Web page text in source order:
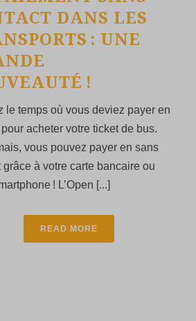
DANS LES
: UNE
!
le temps où vous deviez payer en
pour acheter votre ticket de bus.
vous pouvez payer en sans
grâce à votre carte bancaire ou
! L’Open [...]
READ MORE